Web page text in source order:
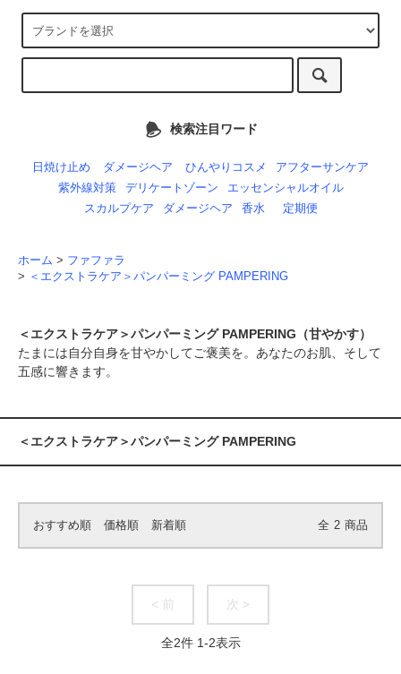
検索注目ワード
日焼け止め ダメージヘア ひんやりコスメ
アフターサンケア
紫外線対策
デリケートゾーン
エッセンシャルオイル
スカルプケア
ダメージヘア 香水 定期便
ホーム > ファファラ
> ＜エクストラケア＞パンパーミング PAMPERING
＜エクストラケア＞パンパーミング PAMPERING（甘やかす）
たまには自分自身を甘やかしてご褒美を。あなたのお肌、そして
五感に響きます。
＜エクストラケア＞パンパーミング PAMPERING
おすすめ順 価格順 新着順 全 2 商品
< 前 次 >
全2件 1-2表示